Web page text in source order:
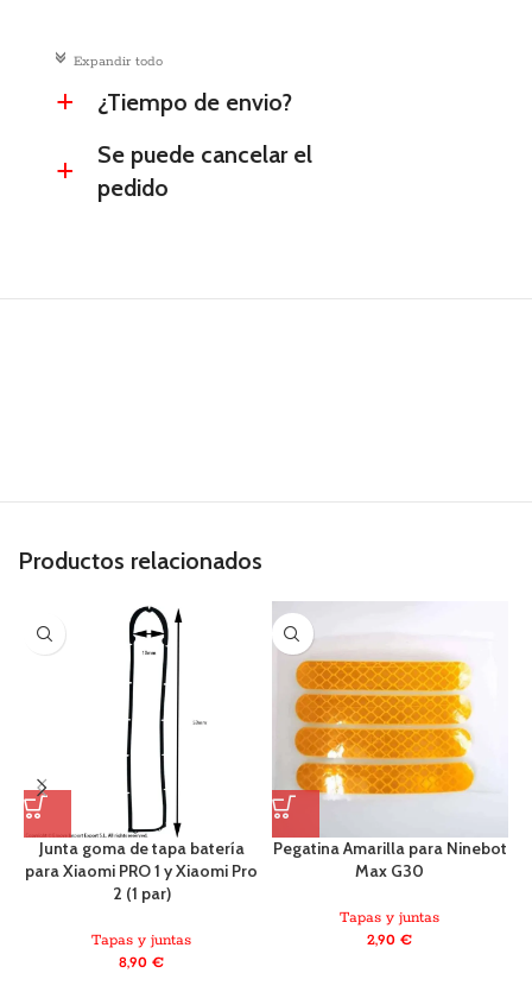
c Expandir todo
a ¿Tiempo de envio?
a
Se puede cancelar el
pedido
Productos relacionados
Junta goma de tapa batería
para Xiaomi PRO 1 y Xiaomi Pro
2 (1 par)
Tapas y juntas
8,90€
Pegatina Amarilla para Ninebot
Max G30
Tapas y juntas
2,90€